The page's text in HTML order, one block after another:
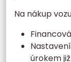
Na nákup
úrokem již